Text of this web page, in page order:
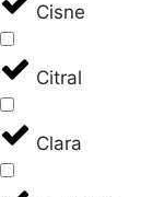
Cisne
Citral
Clara